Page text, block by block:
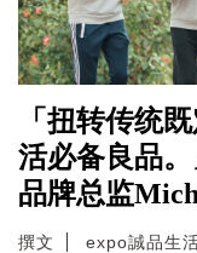
「扭转传统
活必备良品
品牌总监
撰文 expo誠品生